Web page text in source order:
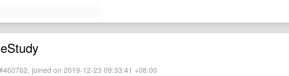
joined on 2019-12-23 09:33:41 +08:00